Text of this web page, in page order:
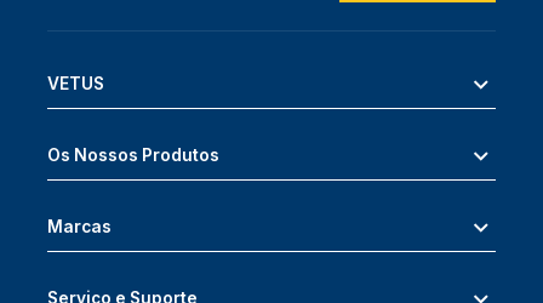
VETUS
Os Nossos Produtos
Marcas
Serviço e Suporte